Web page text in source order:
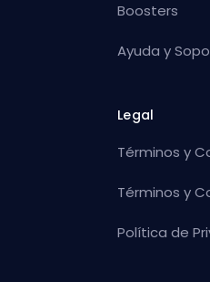
Boosters
Ayuda y
Legal
Términos y
Términos y
Política de